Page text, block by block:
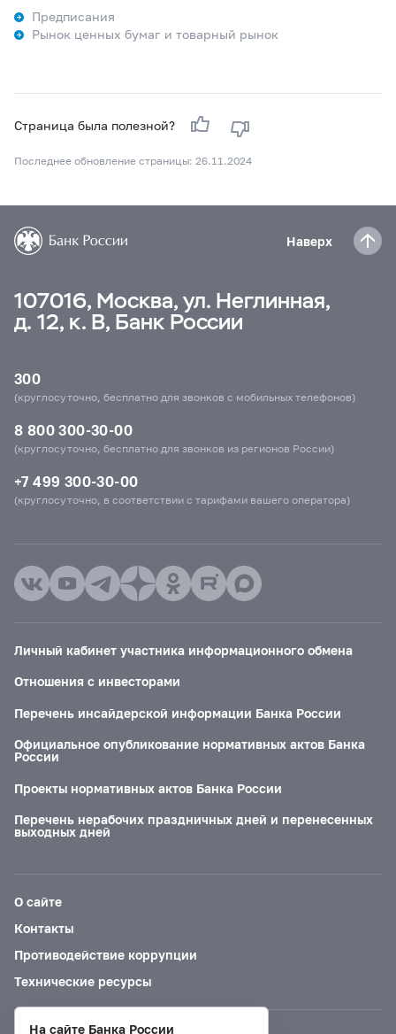
Предписания
Рынок ценных бумаг и товарный рынок
Страница была полезной?
Последнее обновление страницы: 26.11.2024
Наверх
107016, Москва, ул. Неглинная,
д. 12, к. В, Банк России
300
(круглосуточно, бесплатно для звонков с мобильных телефонов)
8 800 300-30-00
(круглосуточно, бесплатно для звонков из регионов России)
+7 499 300-30-00
(круглосуточно, в соответствии с тарифами вашего оператора)
Личный кабинет участника информационного обмена
Отношения с инвесторами
Перечень инсайдерской информации Банка России
Официальное опубликование нормативных актов Банка
России
Проекты нормативных актов Банка России
Перечень нерабочих праздничных дней и перенесенных
выходных дней
О сайте
Контакты
Противодействие коррупции
Технические ресурсы
На сайте Банка России